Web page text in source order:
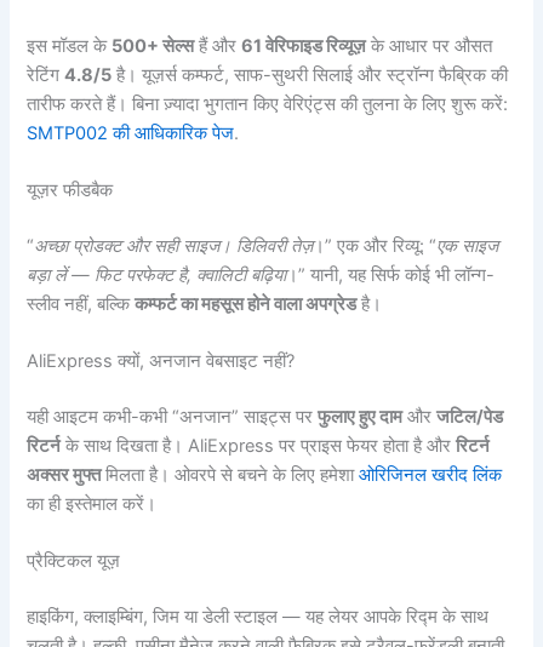
इस मॉडल के 500+ सेल्सहैं और61 वेरिफाइड रिव्यूज़के आधार पर औसत
रेटिंग4.8/5 है। यूज़र्स कम्फर्ट, साफ-सुथरी सिलाई और स्ट्रॉन्ग फैब्रिक की
तारीफ करते हैं। बिना ज़्यादा भुगतान किए वेरिएंट्स की तुलना के लिए शुरू करें:
SMTP002 की आधिकारिक पेज.
यूज़र फीडबैक
“अच्छा प्रोडक्ट और सही साइज। डिलिवरी तेज़।” एक और रिव्यू: “एक साइज
बड़ा लें — फिट परफेक्ट है, क्वालिटी बढ़िया।” यानी, यह सिर्फ कोई भी लॉन्ग-
स्लीव नहीं, बल्किकम्फर्ट का महसूस होने वाला अपग्रेडहै।
AliExpress क्यों, अनजान वेबसाइट नहीं?
यही आइटम कभी-कभी “अनजान” साइट्स परफुलाए हुए दामऔरजटिल/पेड
रिटर्नके साथ दिखता है। AliExpress पर प्राइस फेयर होता है औररिटर्न
अक्सर मुफ्तमिलता है। ओवरपे से बचने के लिए हमेशाओरिजिनल खरीद लिंक
का ही इस्तेमाल करें।
प्रैक्टिकल यूज़
हाइकिंग, क्लाइम्बिंग, जिम या डेली स्टाइल — यह लेयर आपके रिद्म के साथ